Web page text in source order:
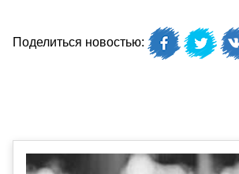
Поделиться новостью: